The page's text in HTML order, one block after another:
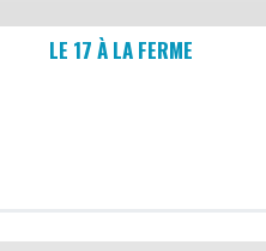
LE 17 À LA FERME